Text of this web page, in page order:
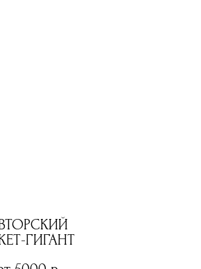
ГИГАНТ